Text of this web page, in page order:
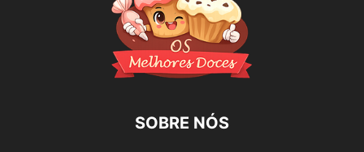
SOBRE NÓS